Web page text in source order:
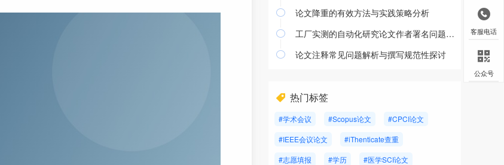
 论文降重的有效方法与实践策略分析
 工厂实测的自动化研究论文作者署名问题探讨
 论文注释常见问题解析与撰写规范性探讨
热门标签
#学术会议 #Scopus论文
#CPCI论文
#IEEE会议论文
#iThenticate查重
#志愿填报
#学历
#医学SCI论文
客服电话
公众号